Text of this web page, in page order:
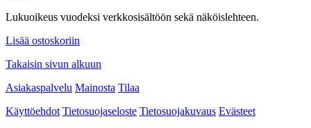
Lukuoikeus vuodeksi verkkosisältöön sekä näköislehteen.
Lisää ostoskoriin
Takaisin sivun alkuun
Asiakaspalvelu Mainosta Tilaa
Käyttöehdot Tietosuojaseloste Tietosuojakuvaus Evästeet